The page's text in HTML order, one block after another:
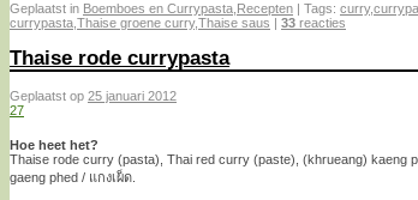
Geplaatst in Boemboes en Currypasta Recepten Tags: curry,
currypasta Thaise groene curry,Thaise saus 33 reacties
Thaise rode currypasta
Geplaatst op 25 januari 2012
27
Hoe heet het?
Thaise rode curry (pasta), Thai red curry (paste), (khrueang) kaeng
gaeng phed / แกงเผ็ด.